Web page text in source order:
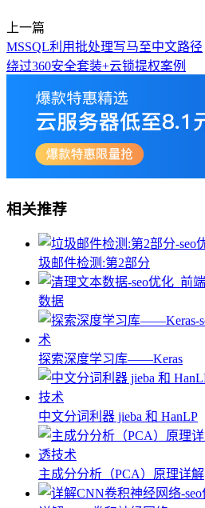
上一篇
MSSQL利用批处理写马至中文路径
绕过360安全套装+云锁提权案例
相关推荐
圾邮件检测:第2部分
数据
探索深度学习库——Keras
中文分词利器 jieba 和 HanLP
主成分分析（PCA）原理详解